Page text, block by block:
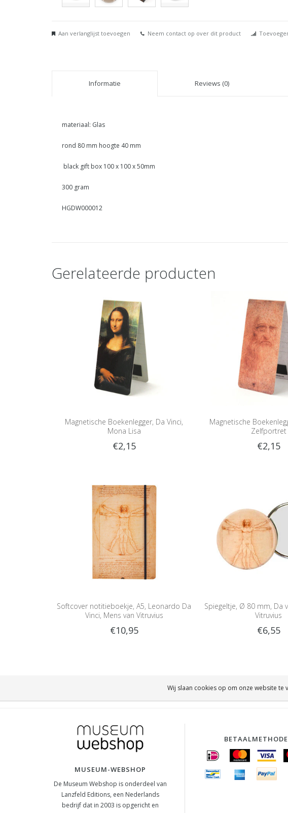
Aan verlanglijst toevoegen Neem contact op over dit product
Informatie Reviews (0)
materiaal: Glas
rond 80 mm hoogte 40 mm
black gift box 100 x 100 x 50mm
300 gram
HGDW000012
Gerelateerde producten
Magnetische Boekenlegger, Da Vinci,
Mona Lisa
€2,15
Magnetische
Zelfportret
€2,15
Softcover notitieboekje, A5, Leonardo Da
Vinci, Mens van Vitruvius
€10,95
Spiegeltje, Ø 80 mm, Da
Vitruvius
€6,55
MUSEUM-WEBSHOP
De Museum Webshop is onderdeel van
Lanzfeld Editions, een Nederlands
bedrijf dat in 2003 is opgericht en
Wij slaan cookies op om onze website te